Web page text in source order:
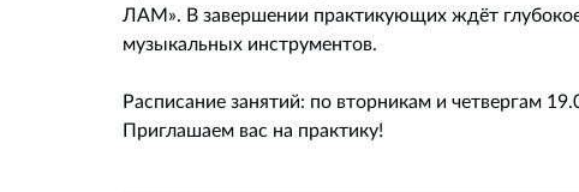
ЛАМ». В завершении практикующих ждёт
музыкальных инструментов.
Расписание занятий: по вторникам и четвергам
Приглашаем вас на практику!